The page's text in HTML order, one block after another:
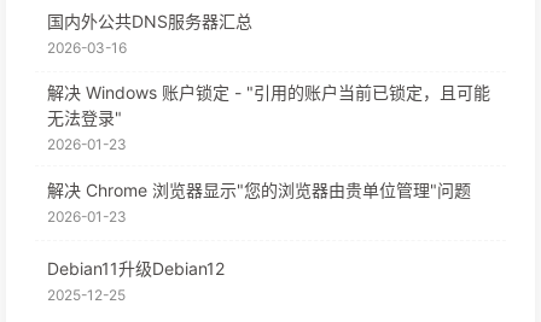
国内外公共DNS服务器汇总
2026-03-16
解决 Windows 账户锁定 - "引用的账户当前已锁定，且可能
无法登录"
2026-01-23
解决 Chrome 浏览器显示"您的浏览器由贵单位管理"问题
2026-01-23
Debian11升级Debian12
2025-12-25